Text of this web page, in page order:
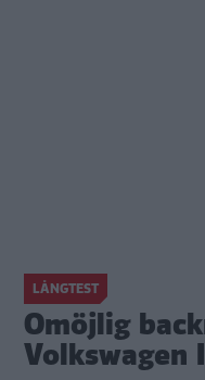
LÅNGTEST
Omöjlig
Volkswagen